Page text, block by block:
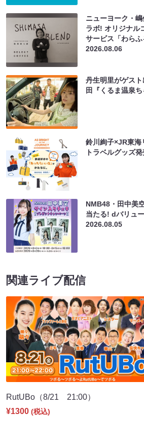
ニューヨーク・
ラボ! オリジナル
サービス「わら
2026.08.06
丹生明里がゲス
田『くるま温泉
鈴川絢子×JR東海
トラベルグッズ
NMB48・田中美
当たる! dバリュ
2026.08.05
関連ライブ配信
RutUBo（8/21 21:00）
¥1300 (税込)